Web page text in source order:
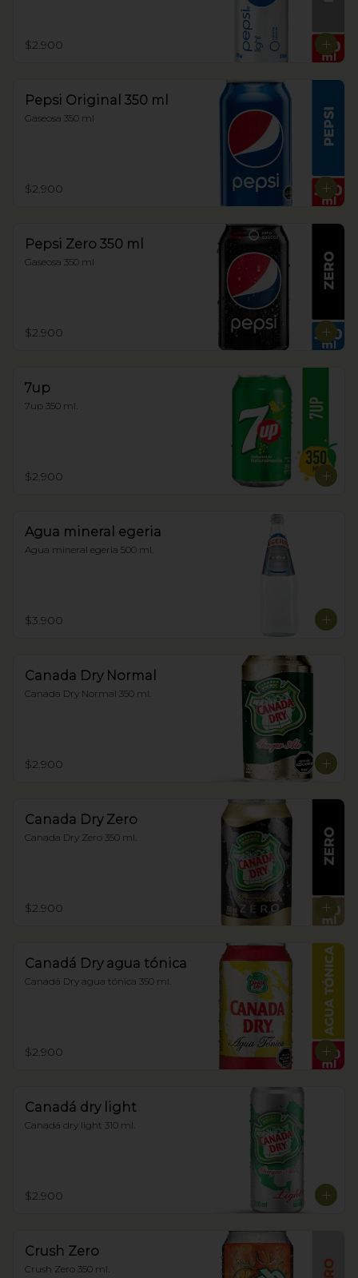
$2.900
Pepsi Original 350 ml
Gaseosa 350 ml
$2.900
Pepsi Zero 350 ml
Gaseosa 350 ml
$2.900
7up
7up 350 ml.
$2.900
Agua mineral egeria
Agua mineral egeria 500 ml.
$3.900
Canada Dry Normal
Canada Dry Normal 350 ml.
$2.900
Canada Dry Zero
Canada Dry Zero 350 ml.
$2.900
Canadá Dry agua tónica
Canadá Dry agua tónica 350 ml.
$2.900
Canadá dry light
Canadá dry light 310 ml.
$2.900
Crush Zero
Crush Zero 350 ml.